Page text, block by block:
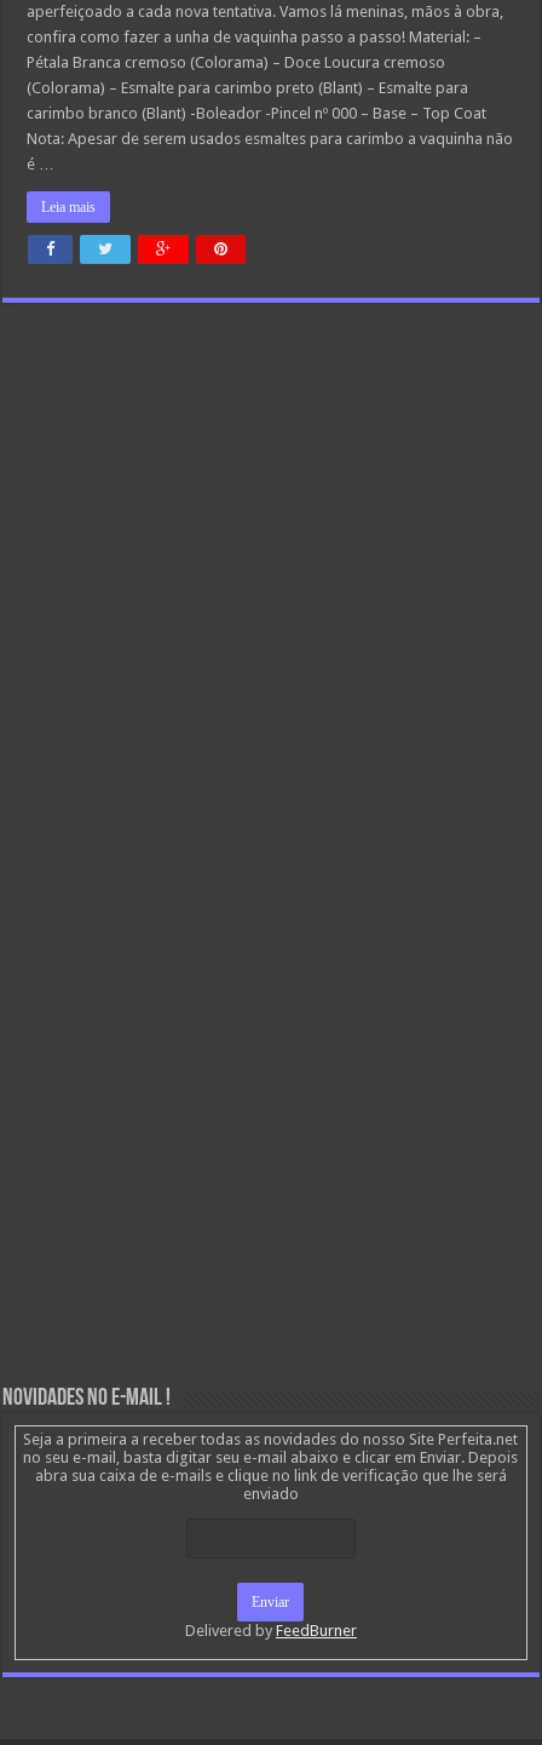
aperfeiçoado a cada nova tentativa. Vamos lá meninas, mãos à obra,
confira como fazer a unha de vaquinha passo a passo! Material: –
Pétala Branca cremoso (Colorama) – Doce Loucura cremoso
(Colorama) – Esmalte para carimbo preto (Blant) – Esmalte para
carimbo branco (Blant) -Boleador -Pincel nº 000 – Base – Top Coat
Nota: Apesar de serem usados esmaltes para carimbo a vaquinha não
é …
Leia mais
Novidades no E-mail !
Seja a primeira a receber todas as novidades do nosso Site Perfeita.net
no seu e-mail, basta digitar seu e-mail abaixo e clicar em Enviar. Depois
abra sua caixa de e-mails e clique no link de verificação que lhe será
enviado
Delivered by FeedBurner